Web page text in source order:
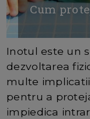
Cum
Inotul este un
dezvoltarea
multe
pentru a
impiedica